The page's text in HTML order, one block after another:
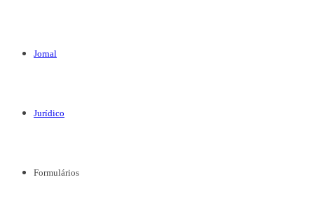
Jornal
Jurídico
Formulários